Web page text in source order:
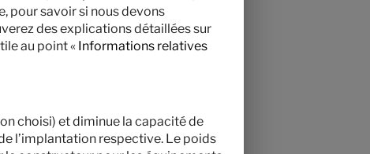
pour savoir si nous devons
des explications détaillées sur
au point « Informations relatives
choisi) et diminue la capacité de
l’implantation respective. Le poids